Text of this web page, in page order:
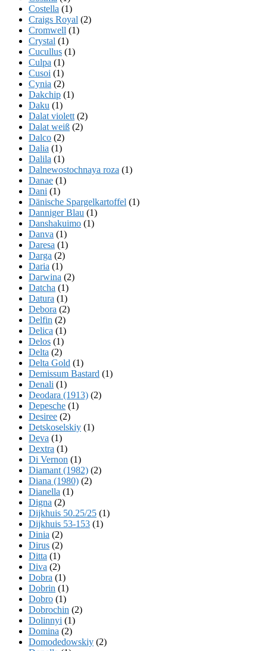
Costella (1)
Craigs Royal (2)
Cromwell (1)
Crystal (1)
Cucullus (1)
Culpa (1)
Cusoi (1)
Cynia (2)
Dakchip (1)
Daku (1)
Dalat violett (2)
Dalat weiß (2)
Dalco (2)
Dalia (1)
Dalila (1)
Dalnewostochnaya roza (1)
Danae (1)
Dani (1)
Dänische Spargelkartoffel (1)
Danniger Blau (1)
Danshakuimo (1)
Danva (1)
Daresa (1)
Darga (2)
Daria (1)
Darwina (2)
Datcha (1)
Datura (1)
Debora (2)
Delfin (2)
Delica (1)
Delos (1)
Delta (2)
Delta Gold (1)
Demissum Bastard (1)
Denali (1)
Deodara (1913) (2)
Depesche (1)
Desiree (2)
Detskoselskiy (1)
Deva (1)
Dextra (1)
Di Vernon (1)
Diamant (1982) (2)
Diana (1980) (2)
Dianella (1)
Digna (2)
Dijkhuis 50.25/25 (1)
Dijkhuis 53-153 (1)
Dinia (2)
Dirus (2)
Ditta (1)
Diva (2)
Dobra (1)
Dobrin (1)
Dobro (1)
Dobrochin (2)
Dolinnyi (1)
Domina (2)
Domodedowskiy (2)